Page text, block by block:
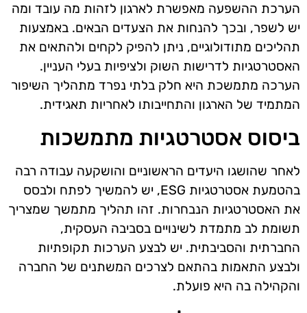
הערכת ההשפעה מאפשרת לארגון לזהות מה עובד ומה
יש לשפר, ובכך להנחות את הצעדים הבאים. באמצעות
תהליכים מתודולוגיים, ניתן להפיק לקחים ולהתאים את
האסטרטגיות לדרישות השוק ולציפיות בעלי העניין.
הערכה מתמשכת היא חלק בלתי נפרד מתהליך השיפור
המתמיד של הארגון והתחייבותו לאחריות תאגידית.
ביסוס אסטרטגיות מתמשכות
לאחר שהושגו היעדים הראשוניים והושקעה עבודה רבה
בהטמעת אסטרטגיות ESG, יש להמשיך לפתח ולבסס
את האסטרטגיות הנבחרות. זהו תהליך מתמשך שמצריך
תשומת לב מתמדת לשינויים בסביבה העסקית,
החברתית והסביבתית. יש לבצע הערכות תקופתיות
ולבצע התאמות בהתאם לצרכים המשתנים של החברה
והקהילה בה היא פועלת.